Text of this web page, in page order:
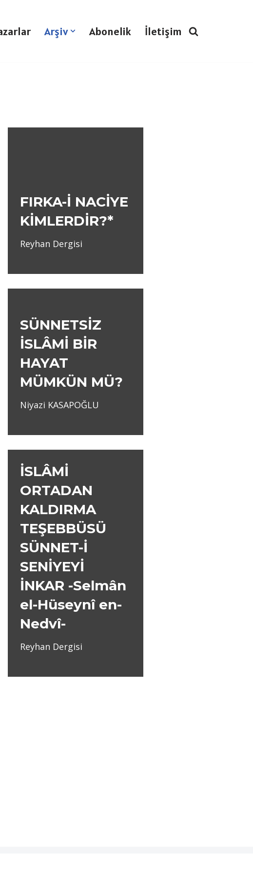
Arşiv Abonelik İletişim
FIRKA-İ NACİYE
KİMLERDİR?*
Reyhan Dergisi
SÜNNETSİZ
İSLÂMİ BİR
HAYAT
MÜMKÜN MÜ?
Niyazi KASAPOĞLU
İSLÂMİ
ORTADAN
KALDIRMA
TEŞEBBÜSÜ
SÜNNET-İ
SENİYEYİ
İNKAR -Selmân
el-Hüseynî en-
Nedvî-
Reyhan Dergisi